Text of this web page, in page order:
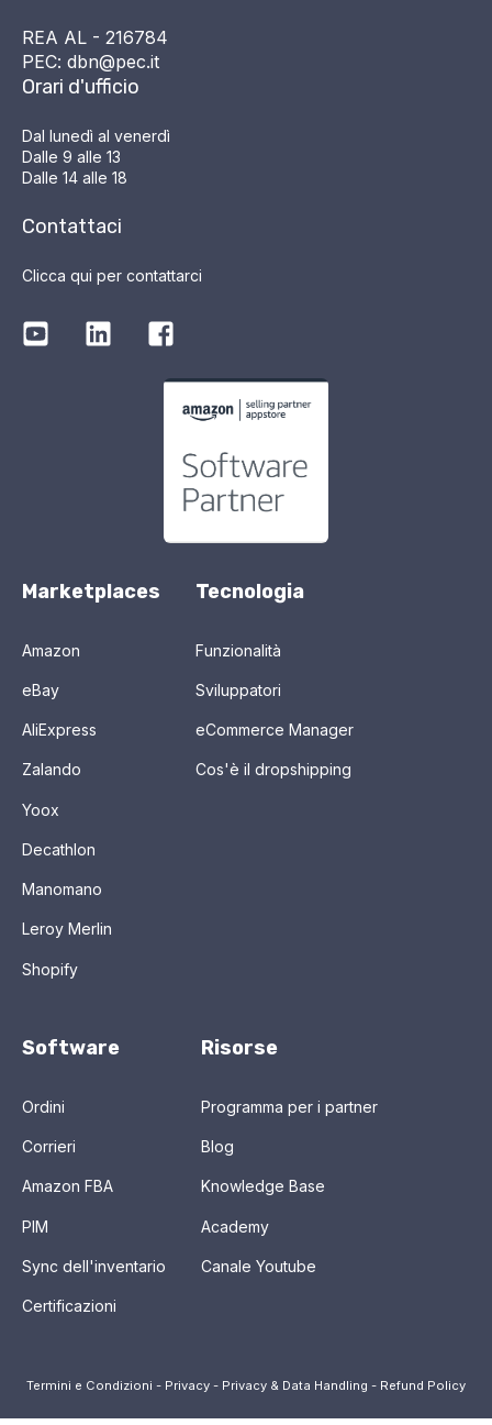
REA AL - 216784
PEC: dbn@pec.it
Orari d'ufficio
Dal lunedì al venerdì
Dalle 9 alle 13
Dalle 14 alle 18
Contattaci
Clicca qui per contattarci
Marketplaces
Amazon
eBay
AliExpress
Zalando
Yoox
Decathlon
Manomano
Leroy Merlin
Shopify
Tecnologia
Funzionalità
Sviluppatori
eCommerce Manager
Cos'è il dropshipping
Software
Ordini
Corrieri
Amazon FBA
PIM
Sync dell'inventario
Certificazioni
Risorse
Programma per i partner
Blog
Knowledge Base
Academy
Canale Youtube
Termini e Condizioni - Privacy - Privacy & Data Handling - Refund Policy